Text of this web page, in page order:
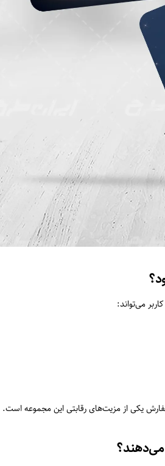
می‌تواند:
یکی از مزیت‌های رقابتی این مجموعه است.
می‌دهند؟